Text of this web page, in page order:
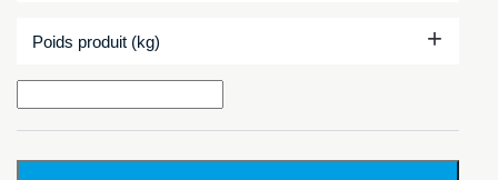
Poids produit (kg) +